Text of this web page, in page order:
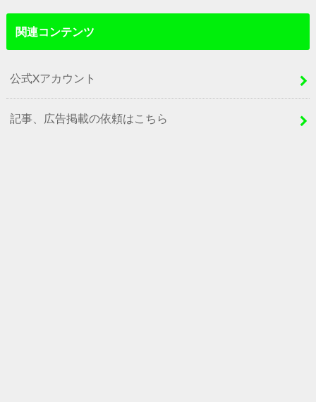
関連コンテンツ
公式Xアカウント
記事、広告掲載の依頼はこちら